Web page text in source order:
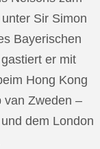
Sir Simon
Bayerischen
er mit
Hong Kong
van Zweden –
dem London